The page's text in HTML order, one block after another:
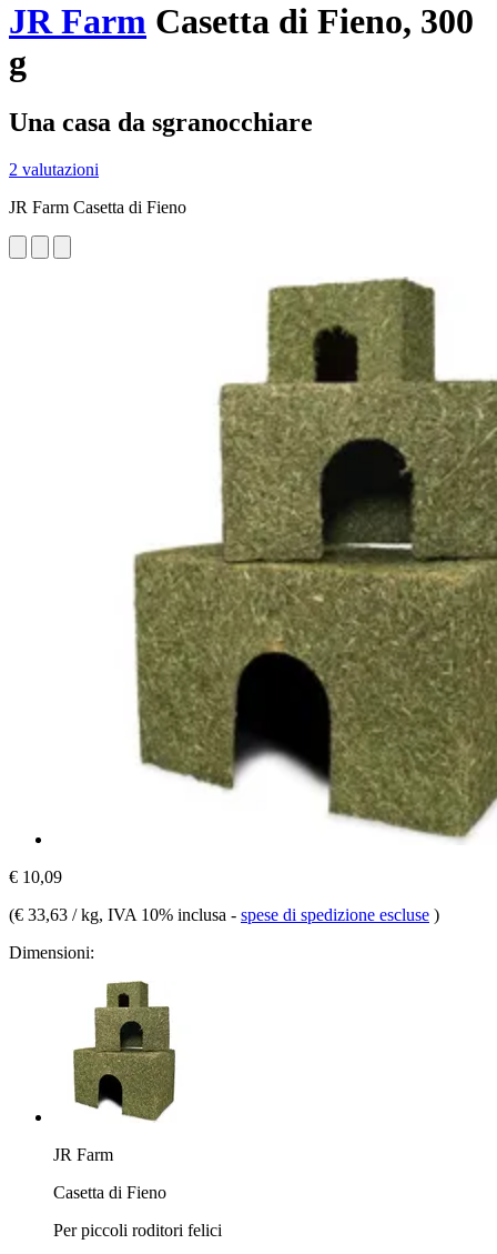
JR Farm Casetta di Fieno, 300
g
Una casa da sgranocchiare
2 valutazioni
JR Farm Casetta di Fieno
€ 10,09
(€ 33,63 / kg, IVA 10% inclusa - spese di spedizione escluse )
Dimensioni:
JR Farm
Casetta di Fieno
Per piccoli roditori felici